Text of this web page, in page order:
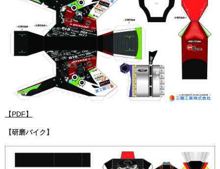
【PDF】
【研磨バイク】